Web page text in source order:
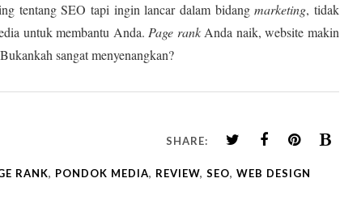
tentang SEO tapi ingin lancar dalam bidangmarketing, tidak
untuk membantu Anda. Page rankAnda naik, website makin
sangat menyenangkan?
SHARE:
RANK, PONDOK MEDIA, REVIEW, SEO, WEB DESIGN